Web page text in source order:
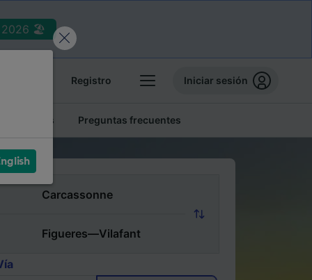
2026 🏖️
Registro Iniciar sesión
baratos Preguntas frecuentes